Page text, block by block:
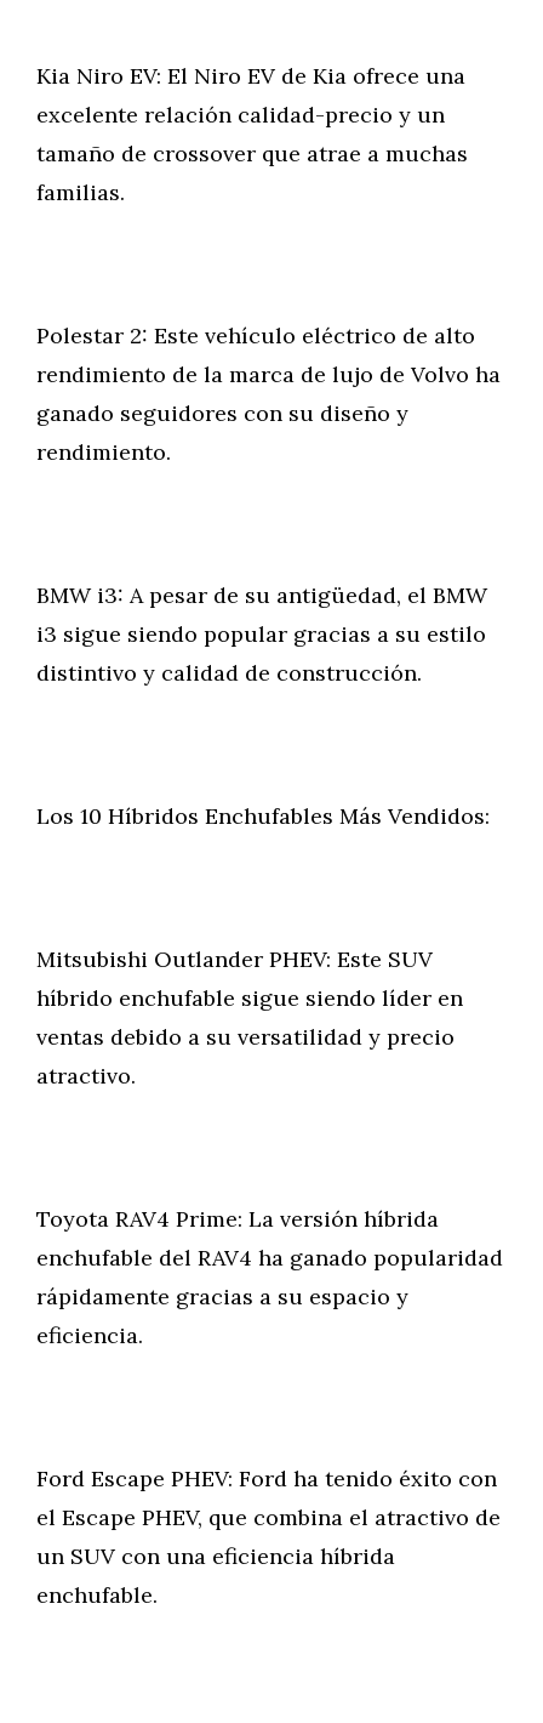
Kia Niro EV: El Niro EV de Kia ofrece una
excelente relación calidad-precio y un
tamaño de crossover que atrae a muchas
familias.
Polestar 2: Este vehículo eléctrico de alto
rendimiento de la marca de lujo de Volvo ha
ganado seguidores con su diseño y
rendimiento.
BMW i3: A pesar de su antigüedad, el BMW
i3 sigue siendo popular gracias a su estilo
distintivo y calidad de construcción.
Los 10 Híbridos Enchufables Más Vendidos:
Mitsubishi Outlander PHEV: Este SUV
híbrido enchufable sigue siendo líder en
ventas debido a su versatilidad y precio
atractivo.
Toyota RAV4 Prime: La versión híbrida
enchufable del RAV4 ha ganado popularidad
rápidamente gracias a su espacio y
eficiencia.
Ford Escape PHEV: Ford ha tenido éxito con
el Escape PHEV, que combina el atractivo de
un SUV con una eficiencia híbrida
enchufable.